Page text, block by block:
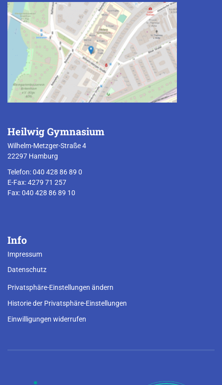
Heilwig Gymnasium
Wilhelm-Metzger-Straße 4
22297 Hamburg
Telefon: 040 428 86 89 0
E-Fax: 4279 71 257
Fax: 040 428 86 89 10
Info
Impressum
Datenschutz
Privatsphäre-Einstellungen ändern
Historie der Privatsphäre-Einstellungen
Einwilligungen widerrufen